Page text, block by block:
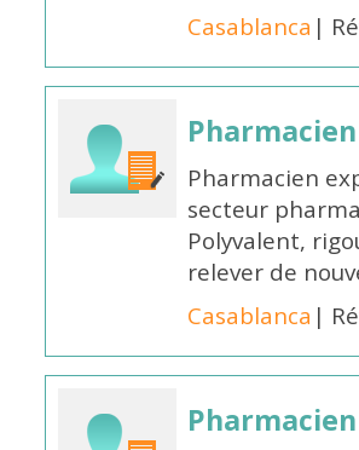
Casablanca |
Pharmacien
secteur
Polyvalent,
relever de
Casablanca |